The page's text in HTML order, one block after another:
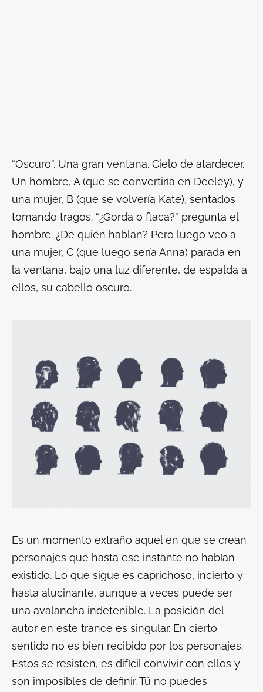
“Oscuro”. Una gran ventana. Cielo de atardecer.
Un hombre, A (que se convertiría en Deeley), y
una mujer, B (que se volvería Kate), sentados
tomando tragos. “¿Gorda o flaca?” pregunta el
hombre. ¿De quién hablan? Pero luego veo a
una mujer, C (que luego sería Anna) parada en
la ventana, bajo una luz diferente, de espalda a
ellos, su cabello oscuro.
Es un momento extraño aquel en que se crean
personajes que hasta ese instante no habían
existido. Lo que sigue es caprichoso, incierto y
hasta alucinante, aunque a veces puede ser
una avalancha indetenible. La posición del
autor en este trance es singular. En cierto
sentido no es bien recibido por los personajes.
Estos se resisten, es difícil convivir con ellos y
son imposibles de definir. Tú no puedes